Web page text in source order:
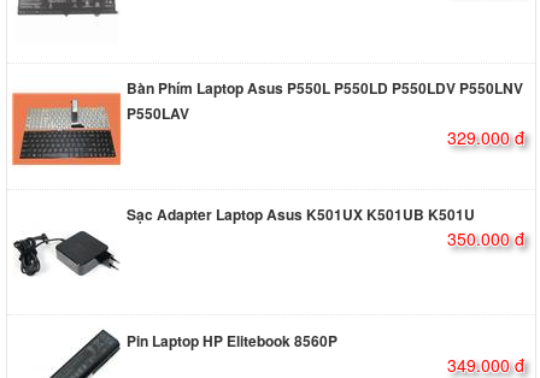
Bàn Phím Laptop Asus P550L P550LD P550LDV P550LNV
P550LAV
329.000 đ
Sạc Adapter Laptop Asus K501UX K501UB K501U
350.000 đ
Pin Laptop HP Elitebook 8560P
349.000 đ